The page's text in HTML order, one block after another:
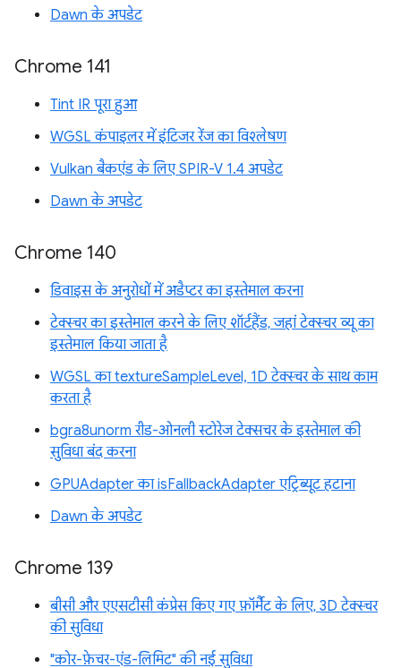
Dawn के अपडेट
Chrome 141
Tint IR पूरा हुआ
WGSL कंपाइलर में इंटिजर रेंज का विश्लेषण
Vulkan बैकएंड के लिए SPIR-V 1.4 अपडेट
Dawn के अपडेट
Chrome 140
डिवाइस के अनुरोधों में अडैप्टर का इस्तेमाल करना
टेक्स्चर का इस्तेमाल करने के लिए शॉर्टहैंड, जहां टेक्स्चर व्यू का
इस्तेमाल किया जाता है
WGSL का textureSampleLevel, 1D टेक्स्चर के साथ काम
करता है
bgra8unorm रीड-ओनली स्टोरेज टेक्सचर के इस्तेमाल की
सुविधा बंद करना
GPUAdapter का isFallbackAdapter एट्रिब्यूट हटाना
Dawn के अपडेट
Chrome 139
बीसी और एएसटीसी कंप्रेस किए गए फ़ॉर्मैट के लिए, 3D टेक्स्चर
की सुविधा
"कोर-फ़ेचर-एंड-लिमिट" की नई सुविधा